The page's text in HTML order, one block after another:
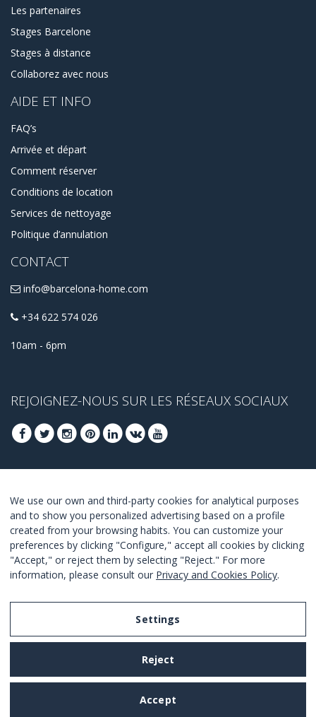
Les partenaires
Stages Barcelone
Stages à distance
Collaborez avec nous
AIDE ET INFO
FAQ’s
Arrivée et départ
Comment réserver
Conditions de location
Services de nettoyage
Politique d’annulation
CONTACT
info@barcelona-home.com
+34 622 574 026
10am - 6pm
REJOIGNEZ-NOUS SUR LES RÉSEAUX SOCIAUX
MEILLEURES OFFRES
JOINDRE
Je suis d´accord avec les termes et conditions.
We use our own and third-party cookies for analytical purposes
and to show you personalized advertising based on a profile
created from your browsing habits. You can customize your
preferences by clicking "Configure," accept all cookies by clicking
"Accept," or reject them by selecting "Reject." For more
information, please consult our Privacy and Cookies Policy.
Settings
Reject
Accept
Legal Notice
Privacy and Cookies Policy
Terms and Conditions of Use
Settings